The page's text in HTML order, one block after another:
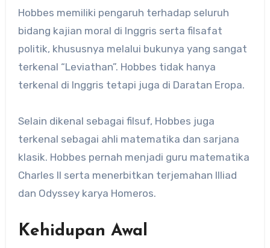
Hobbes memiliki pengaruh terhadap seluruh
bidang kajian moral di Inggris serta filsafat
politik, khususnya melalui bukunya yang sangat
terkenal “Leviathan”. Hobbes tidak hanya
terkenal di Inggris tetapi juga di Daratan Eropa.
Selain dikenal sebagai filsuf, Hobbes juga
terkenal sebagai ahli matematika dan sarjana
klasik. Hobbes pernah menjadi guru matematika
Charles II serta menerbitkan terjemahan Illiad
dan Odyssey karya Homeros.
Kehidupan Awal